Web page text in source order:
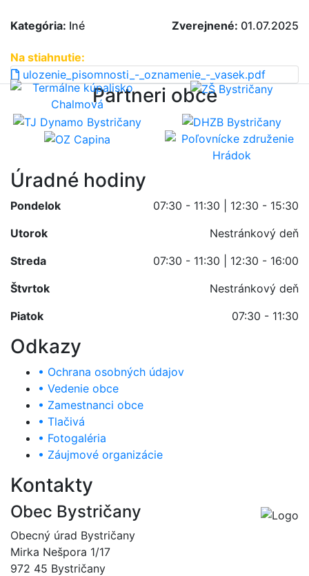
Zverejnené: 01.07.2025
Kategória: Iné
Na stiahnutie:
ulozenie_pisomnosti_-_oznamenie_-_vasek.pdf
Partneri obce
Úradné hodiny
Pondelok
07:30 - 11:30 | 12:30 - 15:30
Utorok
Nestránkový deň
Streda
07:30 - 11:30 | 12:30 - 16:00
Štvrtok
Nestránkový deň
Piatok
07:30 - 11:30
Odkazy
• Ochrana osobných údajov
• Vedenie obce
• Zamestnanci obce
• Tlačivá
• Fotogaléria
• Záujmové organizácie
Kontakty
Obec Bystričany
Obecný úrad Bystričany
Mirka Nešpora 1/17
972 45 Bystričany